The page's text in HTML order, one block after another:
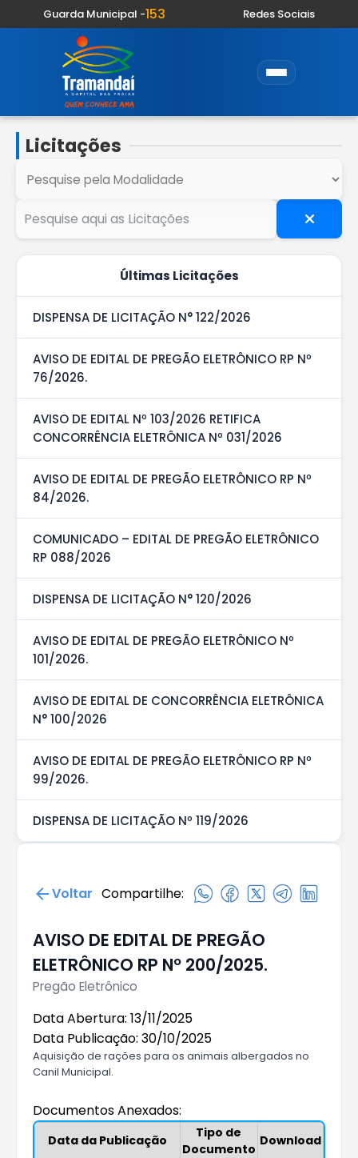
Guarda Municipal -153 Redes Sociais
Licitações
Últimas Licitações
DISPENSA DE LICITAÇÃO N° 122/2026
AVISO DE EDITAL DE PREGÃO ELETRÔNICO RP Nº
76/2026.
AVISO DE EDITAL Nº 103/2026 RETIFICA
CONCORRÊNCIA ELETRÔNICA Nº 031/2026
AVISO DE EDITAL DE PREGÃO ELETRÔNICO RP Nº
84/2026.
COMUNICADO – EDITAL DE PREGÃO ELETRÔNICO
RP 088/2026
DISPENSA DE LICITAÇÃO N° 120/2026
AVISO DE EDITAL DE PREGÃO ELETRÔNICO Nº
101/2026.
AVISO DE EDITAL DE CONCORRÊNCIA ELETRÔNICA
N° 100/2026
AVISO DE EDITAL DE PREGÃO ELETRÔNICO RP Nº
99/2026.
DISPENSA DE LICITAÇÃO Nº 119/2026
Voltar Compartilhe:
AVISO DE EDITAL DE PREGÃO
ELETRÔNICO RP Nº 200/2025.
Pregão Eletrônico
Data Abertura: 13/11/2025
Data Publicação: 30/10/2025
Aquisição de rações para os animais albergados no
Canil Municipal.
Documentos Anexados:
Data da Publicação
Tipo de
Documento
Download